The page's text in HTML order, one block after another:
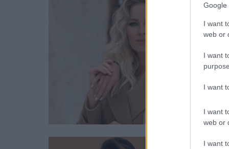
Google
I want
web or
I want
I want
I want
web or
I want